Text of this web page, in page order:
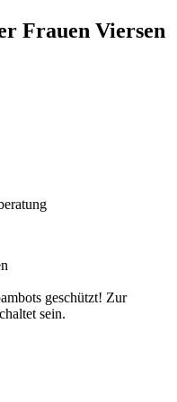
Frauen Viersen
geschützt! Zur
sein.